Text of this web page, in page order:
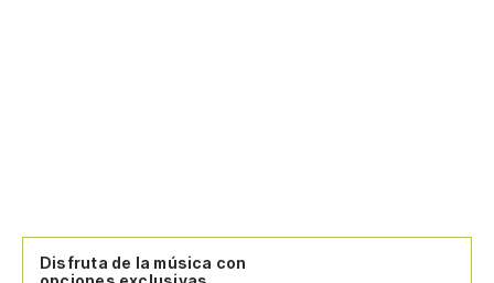
Disfruta de la música con